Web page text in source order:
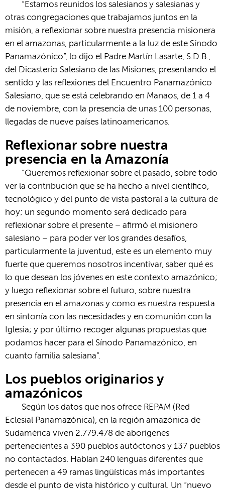
“Estamos reunidos los salesianos y salesianas y
otras congregaciones que trabajamos juntos en la
misión, a reflexionar sobre nuestra presencia misionera
en el amazonas, particularmente a la luz de este Sínodo
Panamazónico”, lo dijo el Padre Martín Lasarte, S.D.B.,
del Dicasterio Salesiano de las Misiones, presentando el
sentido y las reflexiones del Encuentro Panamazónico
Salesiano, que se está celebrando en Manaos, de 1 a 4
de noviembre, con la presencia de unas 100 personas,
llegadas de nueve países latinoamericanos.
Reflexionar sobre nuestra
presencia en la Amazonía
“Queremos reflexionar sobre el pasado, sobre todo
ver la contribución que se ha hecho a nivel científico,
tecnológico y del punto de vista pastoral a la cultura de
hoy; un segundo momento será dedicado para
reflexionar sobre el presente – afirmó el misionero
salesiano – para poder ver los grandes desafíos,
particularmente la juventud, este es un elemento muy
fuerte que queremos nosotros incentivar, saber qué es
lo que desean los jóvenes en este contexto amazónico;
y luego reflexionar sobre el futuro, sobre nuestra
presencia en el amazonas y como es nuestra respuesta
en sintonía con las necesidades y en comunión con la
Iglesia; y por último recoger algunas propuestas que
podamos hacer para el Sínodo Panamazónico, en
cuanto familia salesiana”.
Los pueblos originarios y
amazónicos
Según los datos que nos ofrece REPAM (Red
Eclesial Panamazónica), en la región amazónica de
Sudamérica viven 2.779.478 de aborígenes
pertenecientes a 390 pueblos autóctonos y 137 pueblos
no contactados. Hablan 240 lenguas diferentes que
pertenecen a 49 ramas lingüísticas más importantes
desde el punto de vista histórico y cultural. Un “nuevo